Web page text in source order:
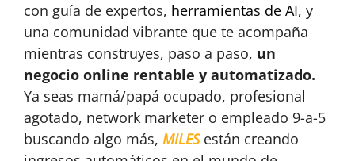
con guía de expertos, herramientas de AI, y
una comunidad vibrante que te acompaña
mientras construyes, paso a paso, un
negocio online rentable y automatizado.
Ya seas mamá/papá ocupado, profesional
agotado, network marketer o empleado 9-a-5
buscando algo más, MILESestán creando